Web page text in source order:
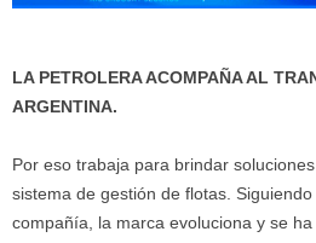
LA PETROLERA ACOMPAÑA AL
ARGENTINA.
Por eso trabaja para brindar
sistema de gestión de flotas.
compañía, la marca evoluciona y se ha